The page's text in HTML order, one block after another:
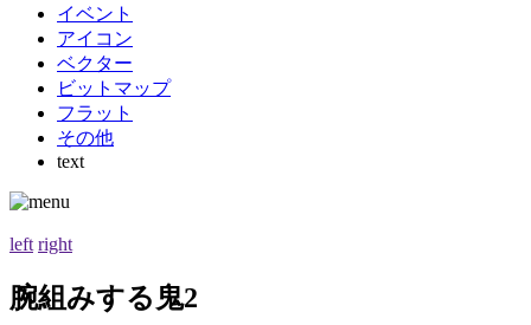
イベント
アイコン
ベクター
ビットマップ
フラット
その他
text
left right
腕組みする鬼2